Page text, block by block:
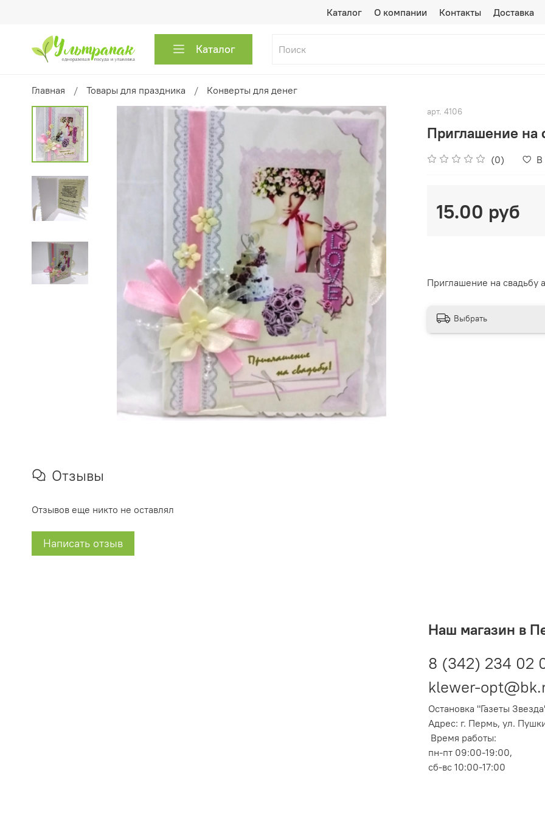
Каталог О компании Контакты Доставка
Каталог
Главная Товары для праздника Конверты для денег
арт. 4106
Приглашение на
(0) В
15.00 руб
Приглашение на свадьбу
Выбрать
Отзывы
Отзывов еще никто не оставлял
Написать отзыв
Наш магазин в
8 (342) 234 02
klewer-
Остановка "Газеты
Адрес: г. Пермь, ул.
Время работы:
пн-пт 09:00-19:00,
сб-вс 10:00-17:00